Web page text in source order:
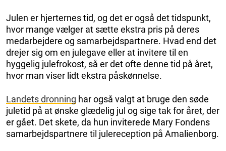
Julen er hjerternes tid, og det er også det tidspunkt,
hvor mange vælger at sætte ekstra pris på deres
medarbejdere og samarbejdspartnere. Hvad end det
drejer sig om en julegave eller at invitere til en
hyggelig julefrokost, så er det ofte denne tid på året,
hvor man viser lidt ekstra påskønnelse.
Landets dronning har også valgt at bruge den søde
juletid på at ønske glædelig jul og sige tak for året, der
er gået. Det skete, da hun inviterede Mary Fondens
samarbejdspartnere til julereception på Amalienborg.